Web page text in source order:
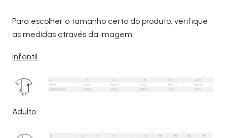
Para escolher o tamanho certo do produto, verifique
as medidas através da imagem
Infantil
Adulto